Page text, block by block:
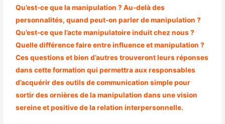
Qu’est-ce que la manipulation ? Au-delà des
personnalités, quand peut-on parler de manipulation ?
Qu’est-ce que l’acte manipulatoire induit chez nous ?
Quelle différence faire entre influence et manipulation ?
Ces questions et bien d’autres trouveront leurs réponses
dans cette formation qui permettra aux responsables
d’acquérir des outils de communication simple pour
sortir des ornières de la manipulation dans une vision
sereine et positive de la relation interpersonnelle.